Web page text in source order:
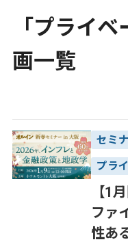
「プライ
画一覧
セミ
プラ
【1
ファ
性あ